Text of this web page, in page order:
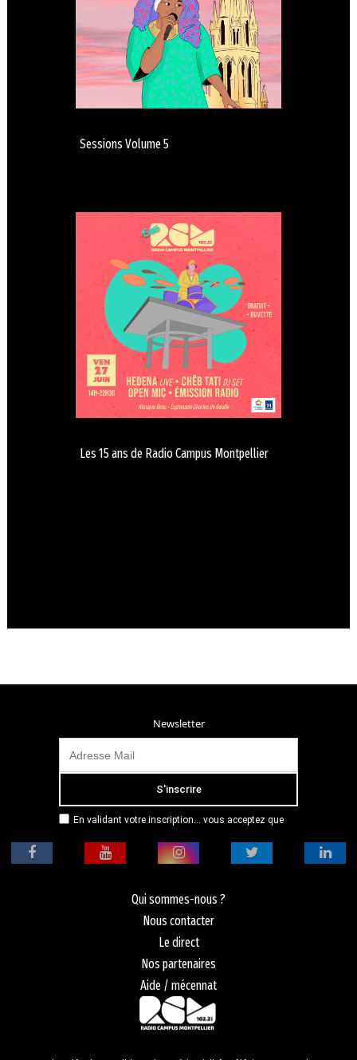
Sessions Volume 5
Les 15 ans de Radio Campus Montpellier
Newsletter
En validant votre inscription... vous acceptez que
adresse email dans le but de vous envoyer
mensuellement sa lettre d’informations. Pour plus
politique de confidentialité.
Qui sommes-nous ?
Nous contacter
Le direct
Nos partenaires
Aide / mécennat